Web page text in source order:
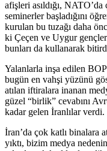
afişleri asıldığı,
seminerler başladığını
kurulan bu tuzağı daha
ki Çeçen ve Uygur
bunları da kullanarak
Yalanlarla inşa edilen
bugün en vahşi yüzünü
atılan iftiralara inanan
güzel “birlik” cevabını
kadar gelen İranlılar verdi.
İran’da çok katlı binalara
yıktı, bizim medya